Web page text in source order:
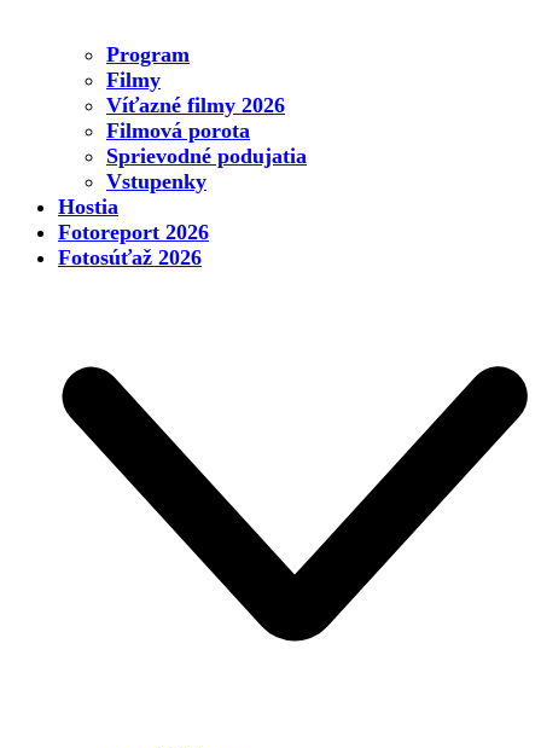
Program
Filmy
Víťazné filmy 2026
Filmová porota
Sprievodné podujatia
Vstupenky
Hostia
Fotoreport 2026
Fotosúťaž 2026